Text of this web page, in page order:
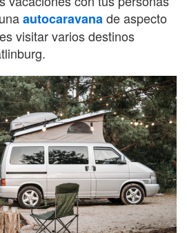
autocaravanade aspecto
visitar varios destinos